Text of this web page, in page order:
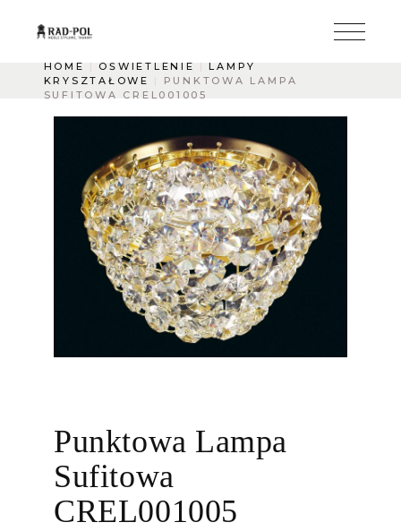
HOME OŚWIETLENIE
LAMPY
KRYSZTAŁOWE
PUNKTOWA LAMPA
SUFITOWA CREL001005
Punktowa Lampa
Sufitowa
CREL001005